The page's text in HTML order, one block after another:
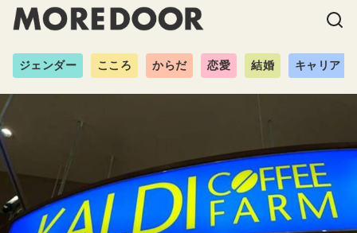
ジェンダー こころ からだ 恋愛 結婚 キャリア